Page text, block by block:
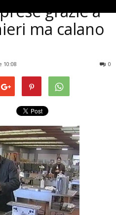
grazie a
ma calano
10:08 0